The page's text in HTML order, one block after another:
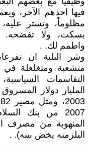
فيها احدهم الآخر،
مظلوماً، وتستر
بسكت، ولا
واطمم لك. .
وشر البلية ان
متشعبة ومتغلغلة في
التقاسمات
المليار دولار
2007 من بنك
اليلزمنه يخض بينه). .